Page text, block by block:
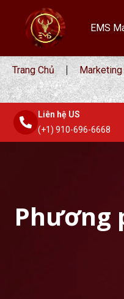
EMS
Trang Chủ Marketing
Liên hệ US
(+1) 910-696-6668
Phương